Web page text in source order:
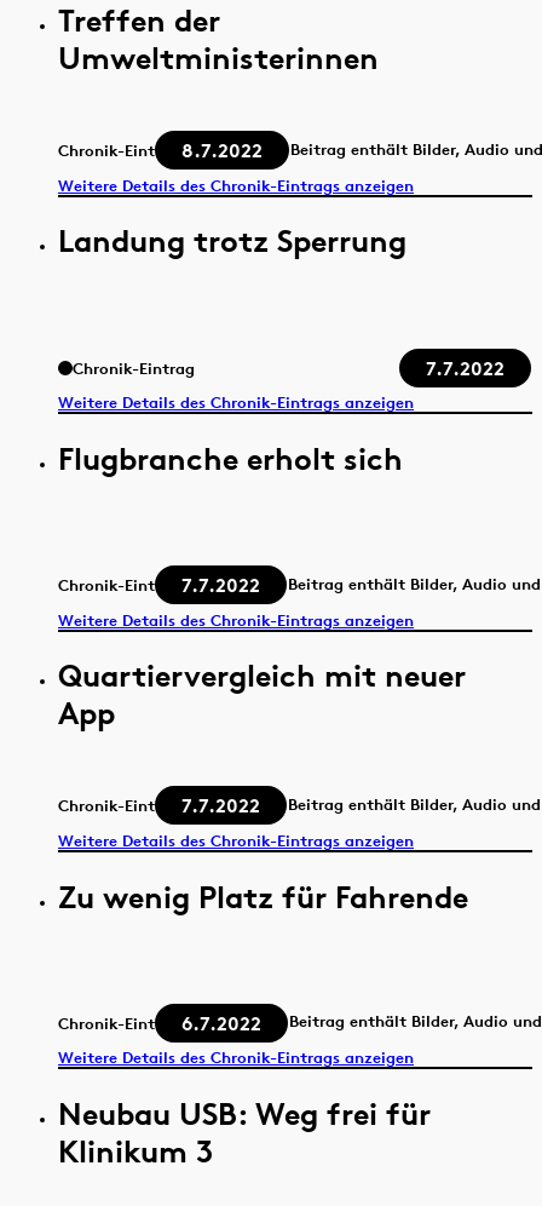
Treffen der
Umweltministerinnen
Chronik-Eintrag 8.7.2022
Beitrag enthält Bilder, Audio
Weitere Details des Chronik-Eintrags anzeigen
Landung trotz Sperrung
Chronik-Eintrag 7.7.2022
Weitere Details des Chronik-Eintrags anzeigen
Flugbranche erholt sich
Chronik-Eintrag 7.7.2022
Beitrag enthält Bilder, Audio
Weitere Details des Chronik-Eintrags anzeigen
Quartiervergleich mit neuer
App
Chronik-Eintrag 7.7.2022
Beitrag enthält Bilder, Audio
Weitere Details des Chronik-Eintrags anzeigen
Zu wenig Platz für Fahrende
Chronik-Eintrag 6.7.2022
Beitrag enthält Bilder, Audio
Weitere Details des Chronik-Eintrags anzeigen
Neubau USB: Weg frei für
Klinikum 3